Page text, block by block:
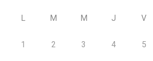
L M M J V
1 2 3 4 5